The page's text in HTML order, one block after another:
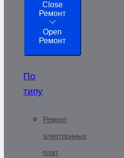
Close
Ремонт
Open
Ремонт
По
типу
Ремонт
электронных
плат